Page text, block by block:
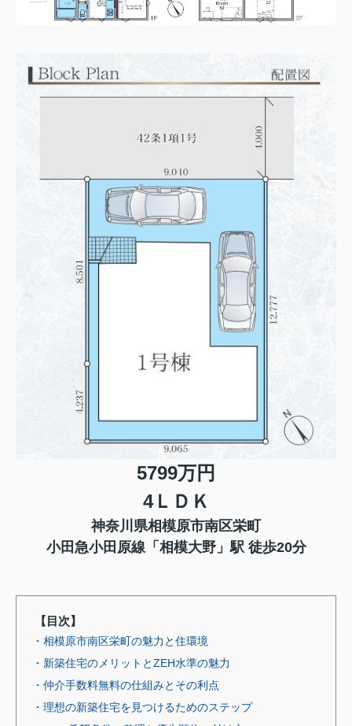
5799万円
4ＬＤＫ
神奈川県相模原市南区栄町
小田急小田原線「相模大野」駅 徒歩20分
【目次】
・相模原市南区栄町の魅力と住環境
・新築住宅のメリットとZEH水準の魅力
・仲介手数料無料の仕組みとその利点
・理想の新築住宅を見つけるためのステップ